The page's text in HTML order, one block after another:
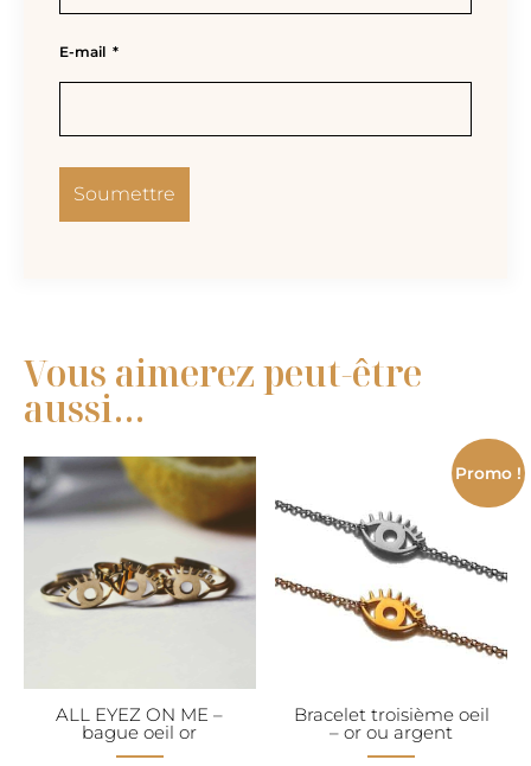
E-mail *
Vous aimerez peut-être
aussi…
ALL EYEZ ON ME –
bague oeil or
Promo !
Bracelet troisième oeil
– or ou argent